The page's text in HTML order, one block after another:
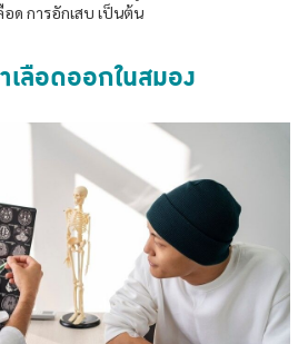
อด การอักเสบ เป็นต้น
ลือดออกในสมอง